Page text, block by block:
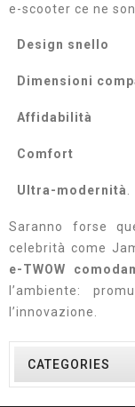
e-scooter ce ne
Design snello
Dimensioni
Affidabilità
Comfort
Ultra-modernità.
Saranno forse
celebrità come
e-TWOW
l’ambiente:
l’innovazione.
CATEGORIES